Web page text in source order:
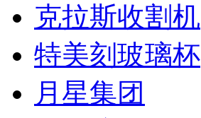
克拉斯收割机
特美刻玻璃杯
月星集团